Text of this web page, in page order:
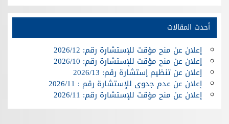
أحدث المقالات
إعلان عن منح مؤقت للإستشارة رقم: 2026/12
إعلان عن منح مؤقت للإستشارة رقم: 2026/10
إعلان عن تنظيم إستشارة رقم: 2026/13
إعلان عن عدم جدوى للإستشارة رقم : 2026/11
إعلان عن منح مؤقت للإستشارة رقم: 2026/11